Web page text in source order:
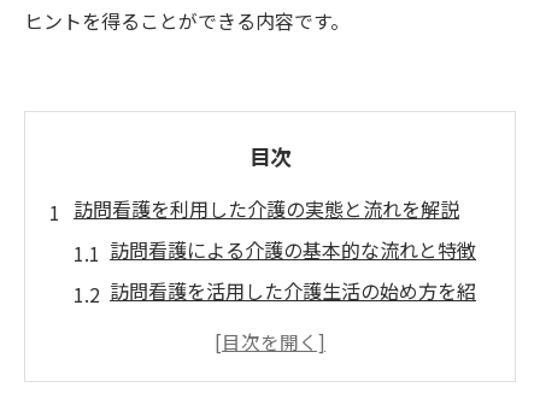
ヒントを得ることができる内容です。
目次
訪問看護を利用した介護の実態と流れを解説
訪問看護による介護の基本的な流れと特徴
訪問看護を活用した介護生活の始め方を紹